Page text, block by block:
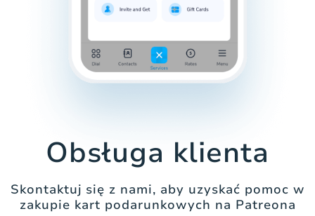
Obsługa klienta
Skontaktuj się z nami, aby uzyskać pomoc w
zakupie kart podarunkowych na Patreona